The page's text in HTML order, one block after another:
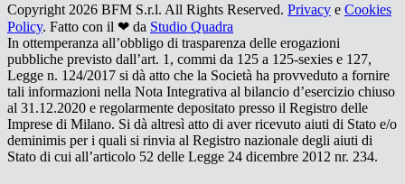
Copyright 2026 BFM S.r.l. All Rights Reserved. Privacy e Cookies
Policy. Fatto con il ❤ da Studio Quadra
In ottemperanza all’obbligo di trasparenza delle erogazioni
pubbliche previsto dall’art. 1, commi da 125 a 125-sexies e 127,
Legge n. 124/2017 si dà atto che la Società ha provveduto a fornire
tali informazioni nella Nota Integrativa al bilancio d’esercizio chiuso
al 31.12.2020 e regolarmente depositato presso il Registro delle
Imprese di Milano. Si dà altresì atto di aver ricevuto aiuti di Stato e/o
deminimis per i quali si rinvia al Registro nazionale degli aiuti di
Stato di cui all’articolo 52 delle Legge 24 dicembre 2012 nr. 234.